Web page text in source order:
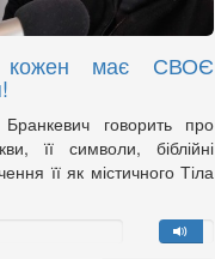
кожен має СВОЄ
говорить про
її символи, біблійні
її як містичного Тіла